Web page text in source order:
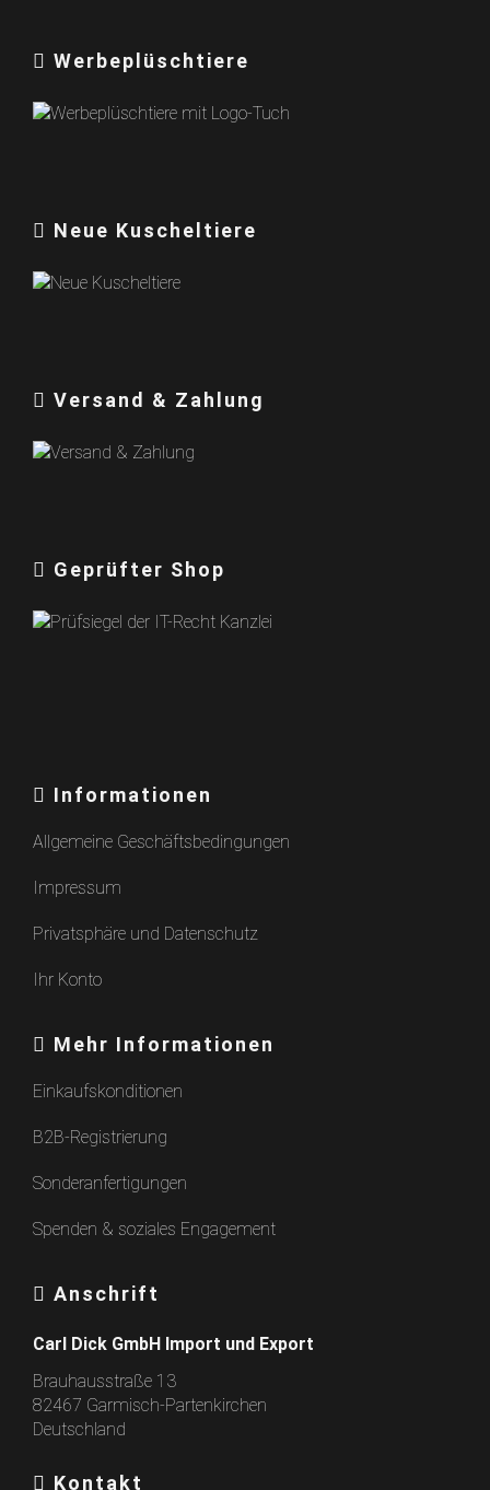
Werbeplüschtiere
Neue Kuscheltiere
Versand & Zahlung
Geprüfter Shop
Informationen
Allgemeine Geschäftsbedingungen
Impressum
Privatsphäre und Datenschutz
Ihr Konto
Mehr Informationen
Einkaufskonditionen
B2B-Registrierung
Sonderanfertigungen
Spenden & soziales Engagement
Anschrift
Carl Dick GmbH Import und Export
Brauhausstraße 13
82467 Garmisch-Partenkirchen
Deutschland
Kontakt